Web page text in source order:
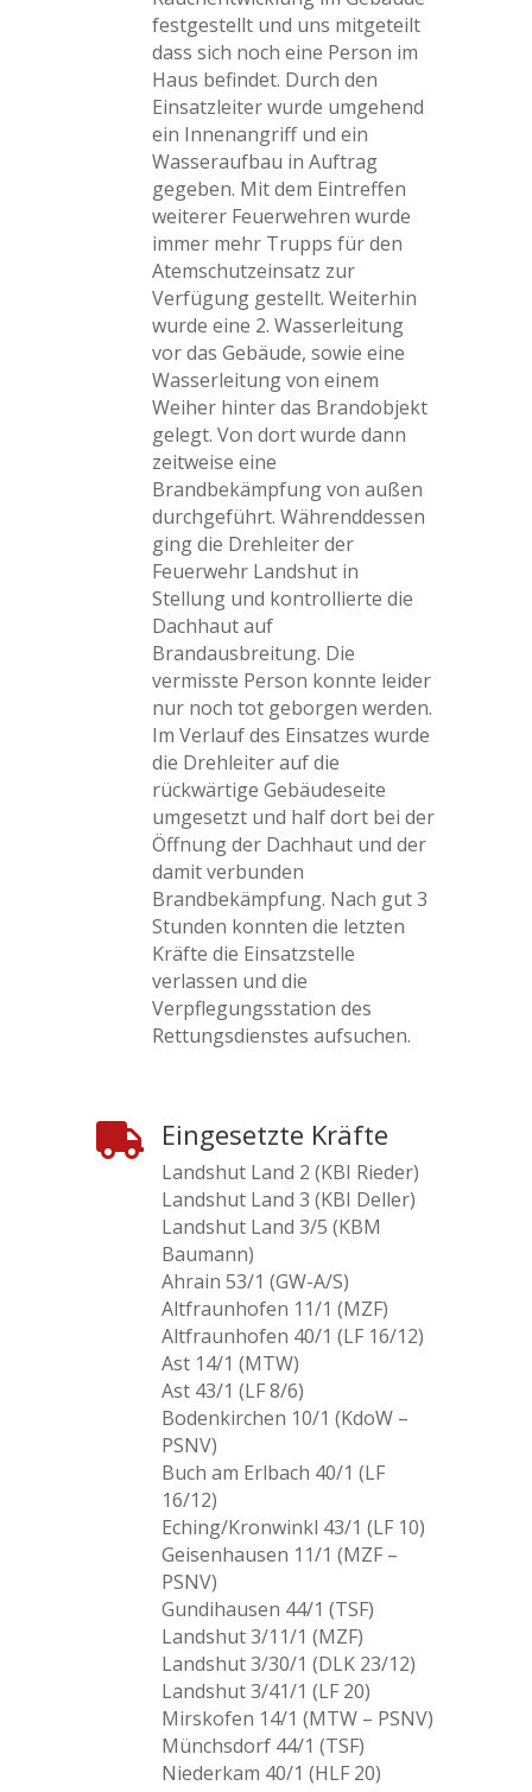
festgestellt und uns mitgeteilt
dass sich noch eine Person im
Haus befindet. Durch den
Einsatzleiter wurde umgehend
ein Innenangriff und ein
Wasseraufbau in Auftrag
gegeben. Mit dem Eintreffen
weiterer Feuerwehren wurde
immer mehr Trupps für den
Atemschutzeinsatz zur
Verfügung gestellt. Weiterhin
wurde eine 2. Wasserleitung
vor das Gebäude, sowie eine
Wasserleitung von einem
Weiher hinter das Brandobjekt
gelegt. Von dort wurde dann
zeitweise eine
Brandbekämpfung von außen
durchgeführt. Währenddessen
ging die Drehleiter der
Feuerwehr Landshut in
Stellung und kontrollierte die
Dachhaut auf
Brandausbreitung. Die
vermisste Person konnte leider
nur noch tot geborgen werden.
Im Verlauf des Einsatzes wurde
die Drehleiter auf die
rückwärtige Gebäudeseite
umgesetzt und half dort bei der
Öffnung der Dachhaut und der
damit verbunden
Brandbekämpfung. Nach gut 3
Stunden konnten die letzten
Kräfte die Einsatzstelle
verlassen und die
Verpflegungsstation des
Rettungsdienstes aufsuchen.
 Eingesetzte Kräfte
Landshut Land 2 (KBI Rieder)
Landshut Land 3 (KBI Deller)
Landshut Land 3/5 (KBM
Baumann)
Ahrain 53/1 (GW-A/S)
Altfraunhofen 11/1 (MZF)
Altfraunhofen 40/1 (LF 16/12)
Ast 14/1 (MTW)
Ast 43/1 (LF 8/6)
Bodenkirchen 10/1 (KdoW –
PSNV)
Buch am Erlbach 40/1 (LF
16/12)
Eching/Kronwinkl 43/1 (LF 10)
Geisenhausen 11/1 (MZF –
PSNV)
Gundihausen 44/1 (TSF)
Landshut 3/11/1 (MZF)
Landshut 3/30/1 (DLK 23/12)
Landshut 3/41/1 (LF 20)
Mirskofen 14/1 (MTW – PSNV)
Münchsdorf 44/1 (TSF)
Niederkam 40/1 (HLF 20)